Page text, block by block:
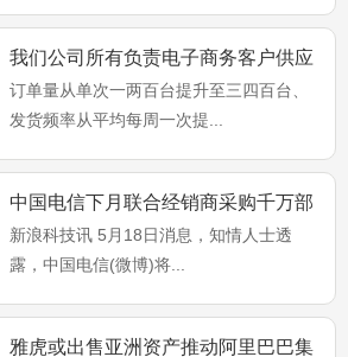
我们公司所有负责电子商务客户供应
链的同事
订单量从单次一两百台提升至三四百台、
发货频率从平均每周一次提...
中国电信下月联合经销商采购千万部
智能手机
新浪科技讯 5月18日消息，知情人士透
露，中国电信(微博)将...
雅虎或出售亚洲资产推动阿里巴巴集